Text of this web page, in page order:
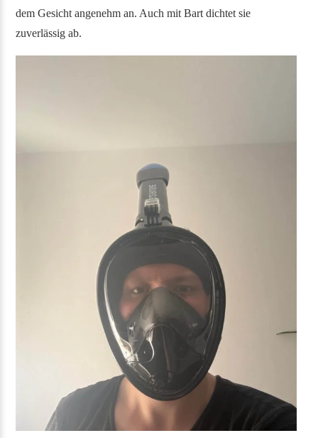
dem Gesicht angenehm an. Auch mit Bart dichtet sie
zuverlässig ab.